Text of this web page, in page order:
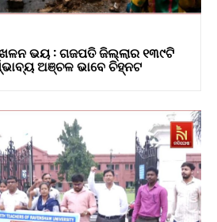
ଭୟ : ଗଜପତି ଜିଲ୍ଲାର ୧୩୯ଟି
ଅଞ୍ଚଳ ଭାବେ ଚିହ୍ନଟ